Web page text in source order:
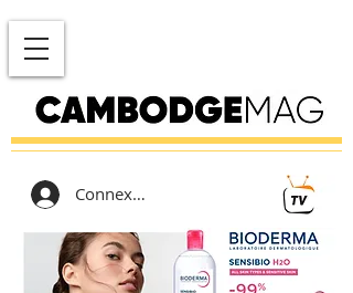
Connexion